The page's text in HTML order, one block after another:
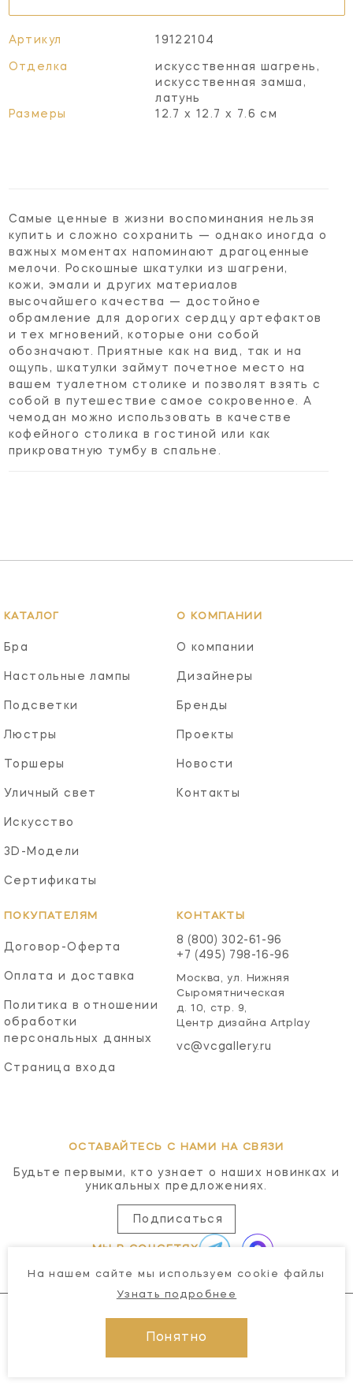
Артикул 19122104
Отделка
искусственная шагрень,
искусственная замша,
латунь
Размеры
12.7 х 12.7 х 7.6 см
Самые ценные в жизни воспоминания нельзя
купить и сложно сохранить — однако иногда о
важных моментах напоминают драгоценные
мелочи. Роскошные шкатулки из шагрени,
кожи, эмали и других материалов
высочайшего качества — достойное
обрамление для дорогих сердцу артефактов
и тех мгновений, которые они собой
обозначают. Приятные как на вид, так и на
ощупь, шкатулки займут почетное место на
вашем туалетном столике и позволят взять с
собой в путешествие самое сокровенное. А
чемодан можно использовать в качестве
кофейного столика в гостиной или как
прикроватную тумбу в спальне.
КАТАЛОГ
Бра
Настольные лампы
Подсветки
Люстры
Торшеры
Уличный свет
Искусство
3D-Модели
Сертификаты
О КОМПАНИИ
О компании
Дизайнеры
Бренды
Проекты
Новости
Контакты
ПОКУПАТЕЛЯМ
Договор-Оферта
Оплата и доставка
Политика в отношении
обработки
персональных данных
Страница входа
КОНТАКТЫ
8 (800) 302-61-96
+7 (495) 798-16-96
Москва, ул. Нижняя
Сыромятническая
д. 10, стр. 9,
Центр дизайна Artplay
vc@vcgallery.ru
ОСТАВАЙТЕСЬ С НАМИ НА СВЯЗИ
Будьте первыми, кто узнает о наших новинках и
уникальных предложениях.
Подписаться
МЫ В СОЦСЕТЯХ
На нашем сайте мы используем cookie файлы
Узнать подробнее
Понятно